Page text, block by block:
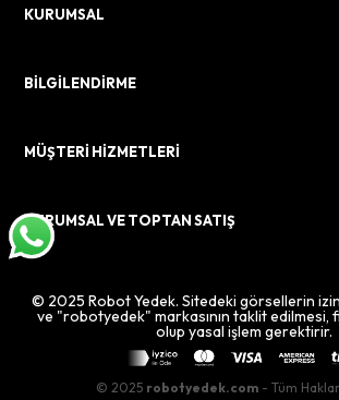
KURUMSAL
BİLGİLENDİRME
MÜŞTERİ HİZMETLERİ
KURUMSAL VE TOPTAN SATIŞ
© 2025 Robot Yedek. Sitedeki görsellerin
ve "robotyedek" markasının taklit edilmesi,
olup yasal işlem gerektirir.
© 2025 robotyedek.com - Tüm